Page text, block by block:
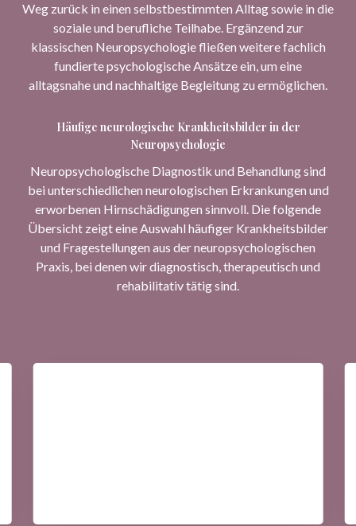
Weg zurück in einen selbstbestimmten Alltag sowie in die
soziale und berufliche Teilhabe. Ergänzend zur
klassischen Neuropsychologie fließen weitere fachlich
fundierte psychologische Ansätze ein, um eine
alltagsnahe und nachhaltige Begleitung zu ermöglichen.
Häufige neurologische Krankheitsbilder in der
Neuropsychologie
Neuropsychologische Diagnostik und Behandlung sind
bei unterschiedlichen neurologischen Erkrankungen und
erworbenen Hirnschädigungen sinnvoll. Die folgende
Übersicht zeigt eine Auswahl häufiger Krankheitsbilder
und Fragestellungen aus der neuropsychologischen
Praxis, bei denen wir diagnostisch, therapeutisch und
rehabilitativ tätig sind.